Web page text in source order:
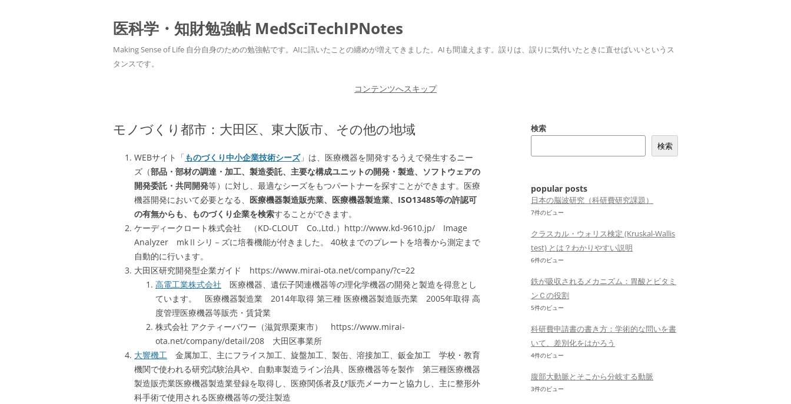
医科学・知財勉強帖 MedSciTechIPNotes
Making Sense of Life 自分自身のための勉強帖です。AIに訊いたことの纏めが増えてきました。AIも間違えます。誤りは、誤りに気付いたときに直せばいいというス
タンスです。
コンテンツへスキップ
モノづくり都市：大田区、東大阪市、その他の地域
WEBサイト「ものづくり中小企業技術シーズ」は、 医療機器を開発するうえで発生するニー
ズ （部品・部材の調達・加工、製造委託、主要な構成ユニットの開発・製造、ソフトウェアの
開発委託・共同開発等）に対し、 最適なシーズをもつパートナーを探すことができます。医療
機器開発において必要となる、 医療機器製造販売業、医療機器製造業、ISO13485等の許認可
の有無からも、ものづくり企業を検索することができます。
ケーディークロート株式会社 （KD-CLOUT Co.,Ltd.）http://www.kd-9610.jp/ Image
Analyzer mkⅡシリ－ズに培養機能が付きました。 40枚までのプレートを培養から測定まで
自動的に行います。
大田区研究開発型企業ガイド https://www.mirai-ota.net/company/?c=22
高電工業株式会社
医療機器、遺伝子関連機器等の理化学機器の開発と製造を得意とし
ています。 医療機器製造業 2014年取得 第三種 医療機器製造販売業 2005年取得 高
度管理医療機器等販売・賃貸業
株式会社 アクティーパワー（滋賀県栗東市） https://www.mirai-
ota.net/company/detail/208 大田区事業所
大響機工 金属加工、主にフライス加工、旋盤加工、製缶、溶接加工、鈑金加工 学校・教育
機関で使われる研究試験治具や、自動車製造ライン治具、医療機器等を製作 第三種医療機器
製造販売業医療機器製造業登録を取得し、医療関係者及び販売メーカーと協力し、主に整形外
科手術で使用される医療機器等の受注製造
検索
検索
popular posts
日本の脳波研究（科研費研究課題）
7件のビュー
クラスカル・ウォリス検定 (Kruskal-Wallis
test) とは？わかりやすい説明
6件のビュー
鉄が吸収されるメカニズム：胃酸とビタミ
ンＣの役割
5件のビュー
科研費申請書の書き方：学術的な問いを書
いて、差別化をはかろう
4件のビュー
腹部大動脈とそこから分岐する動脈
3件のビュー